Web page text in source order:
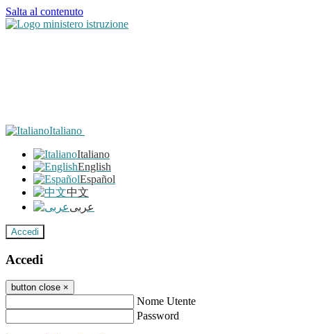
Salta al contenuto
Italiano
Italiano
English
Español
中文
عربى
Accedi
Accedi
button close ×
Nome Utente
Password